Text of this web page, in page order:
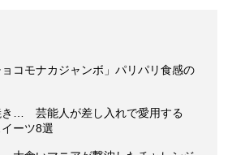
コモナカジャンボ」パリパリ食感の
き… 芸能人が差し入れで愛用する
イーツ8選